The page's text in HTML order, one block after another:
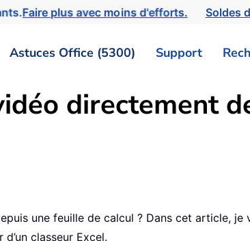
Faire plus avec moins d'efforts. Soldes
Astuces Office (5300) Support
directement
une feuille de calcul ? Dans cet article,
classeur Excel.